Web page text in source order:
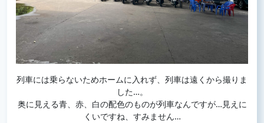
列車には乗らないためホームに入れず、列車は遠くから撮りま
した…。
奥に見える青、赤、白の配色のものが列車なんですが…見えに
くいですね、すみません…